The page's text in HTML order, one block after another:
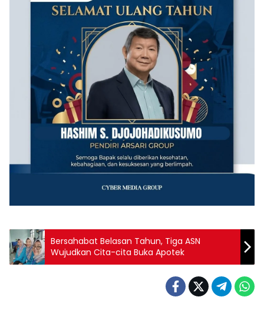
Bersahabat Belasan Tahun, Tiga ASN
Wujudkan Cita-cita Buka Apotek